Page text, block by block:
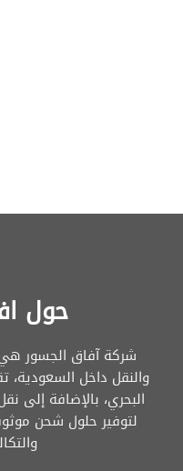
حول
شركة آفاق الجسور
والنقل داخل السعودية،
البحري، بالإضافة إلى
لتوفير حلول شحن